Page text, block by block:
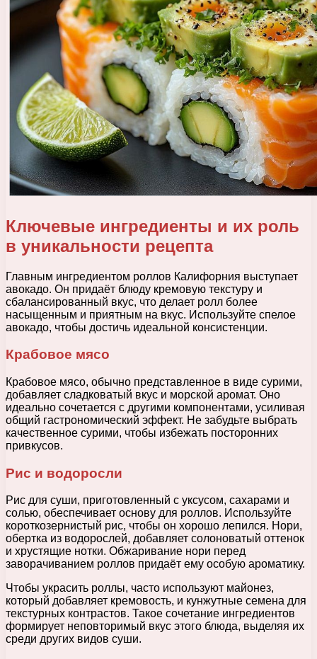
Ключевые ингредиенты и их роль
в уникальности рецепта
Главным ингредиентом роллов Калифорния выступает
авокадо. Он придаёт блюду кремовую текстуру и
сбалансированный вкус, что делает ролл более
насыщенным и приятным на вкус. Используйте спелое
авокадо, чтобы достичь идеальной консистенции.
Крабовое мясо
Крабовое мясо, обычно представленное в виде сурими,
добавляет сладковатый вкус и морской аромат. Оно
идеально сочетается с другими компонентами, усиливая
общий гастрономический эффект. Не забудьте выбрать
качественное сурими, чтобы избежать посторонних
привкусов.
Рис и водоросли
Рис для суши, приготовленный с уксусом, сахарами и
солью, обеспечивает основу для роллов. Используйте
короткозернистый рис, чтобы он хорошо лепился. Нори,
обертка из водорослей, добавляет солоноватый оттенок
и хрустящие нотки. Обжаривание нори перед
заворачиванием роллов придаёт ему особую ароматику.
Чтобы украсить роллы, часто используют майонез,
который добавляет кремовость, и кунжутные семена для
текстурных контрастов. Такое сочетание ингредиентов
формирует неповторимый вкус этого блюда, выделяя их
среди других видов суши.